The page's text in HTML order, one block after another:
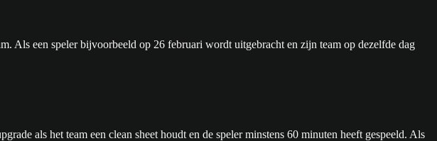
Als een speler bijvoorbeeld op 26 februari wordt uitgebracht en zijn team op dezelfde dag
als het team een clean sheet houdt en de speler minstens 60 minuten heeft gespeeld. Als